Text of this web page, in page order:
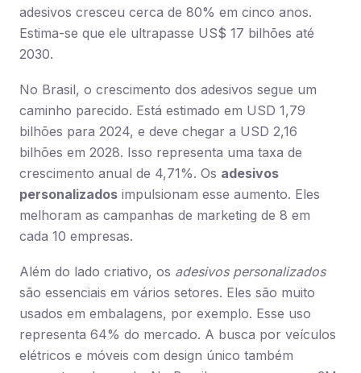
adesivos cresceu cerca de 80% em cinco anos.
Estima-se que ele ultrapasse US$ 17 bilhões até
2030.
No Brasil, o crescimento dos adesivos segue um
caminho parecido. Está estimado em USD 1,79
bilhões para 2024, e deve chegar a USD 2,16
bilhões em 2028. Isso representa uma taxa de
crescimento anual de 4,71%. Os adesivos
personalizados impulsionam esse aumento. Eles
melhoram as campanhas de marketing de 8 em
cada 10 empresas.
Além do lado criativo, os adesivos personalizados
são essenciais em vários setores. Eles são muito
usados em embalagens, por exemplo. Esse uso
representa 64% do mercado. A busca por veículos
elétricos e móveis com design único também